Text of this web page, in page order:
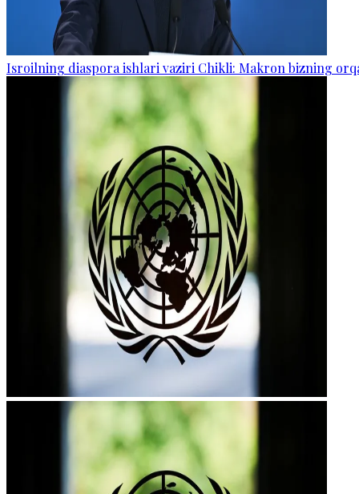
Isroilning diaspora ishlari vaziri Chikli: Makron bizning